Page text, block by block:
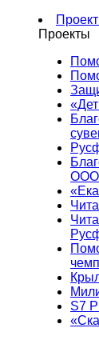
Проекты
ООО
S7